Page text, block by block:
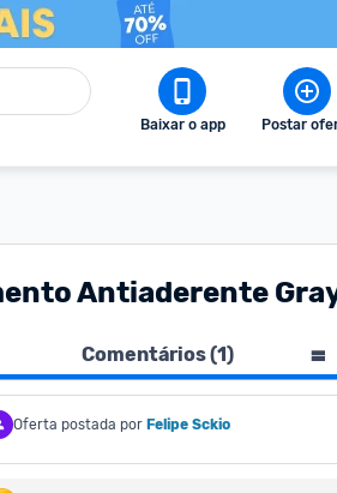
Baixar o app Postar
Antiaderente
Comentários (1)
Oferta postada por Felipe Sckio